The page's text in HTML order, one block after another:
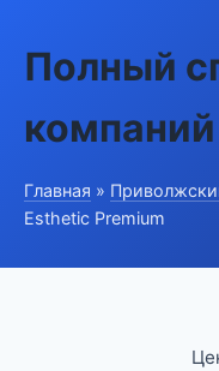
Полный
компаний
Главная »
Esthetic Premium